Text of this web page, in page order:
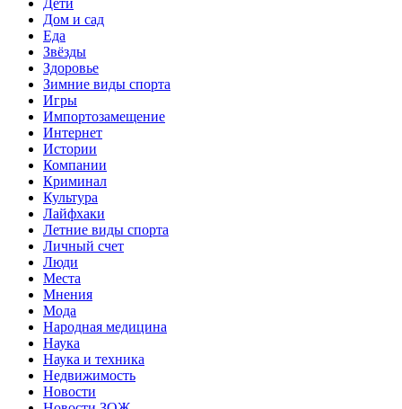
Дом и сад
Еда
Звёзды
Здоровье
Зимние виды спорта
Игры
Импортозамещение
Интернет
Истории
Компании
Криминал
Культура
Лайфхаки
Летние виды спорта
Личный счет
Люди
Места
Мнения
Мода
Народная медицина
Наука
Наука и техника
Недвижимость
Новости